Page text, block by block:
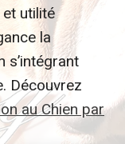
et utilité
la
s’intégrant
Découvrez
au Chien par